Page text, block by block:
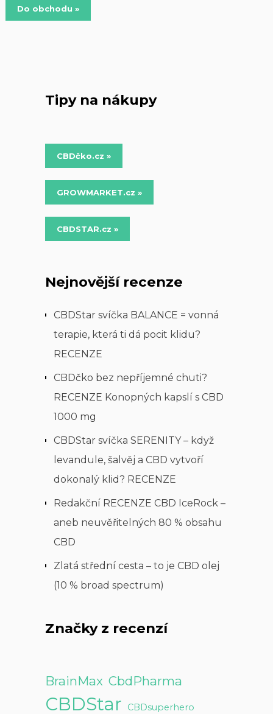
Do obchodu »
Tipy na nákupy
CBDčko.cz »
GROWMARKET.cz »
CBDSTAR.cz »
Nejnovější recenze
CBDStar svíčka BALANCE = vonná
terapie, která ti dá pocit klidu?
RECENZE
CBDčko bez nepříjemné chuti?
RECENZE Konopných kapslí s CBD
1000 mg
CBDStar svíčka SERENITY – když
levandule, šalvěj a CBD vytvoří
dokonalý klid? RECENZE
Redakční RECENZE CBD IceRock –
aneb neuvěřitelných 80 % obsahu
CBD
Zlatá střední cesta – to je CBD olej
(10 % broad spectrum)
Značky z recenzí
BrainMax CbdPharma
CBDStar CBDsuperhero